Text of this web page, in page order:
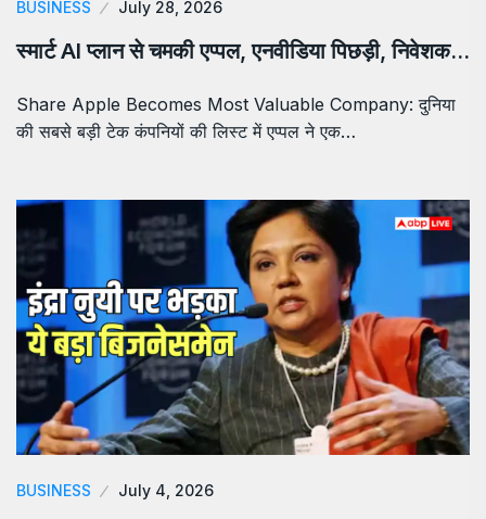
BUSINESS July 28, 2026
स्मार्ट AI प्लान से चमकी एप्पल, एनवीडिया पिछड़ी, निवेशक…
Share Apple Becomes Most Valuable Company: दुनिया
की सबसे बड़ी टेक कंपनियों की लिस्ट में एप्पल ने एक…
BUSINESS July 4, 2026